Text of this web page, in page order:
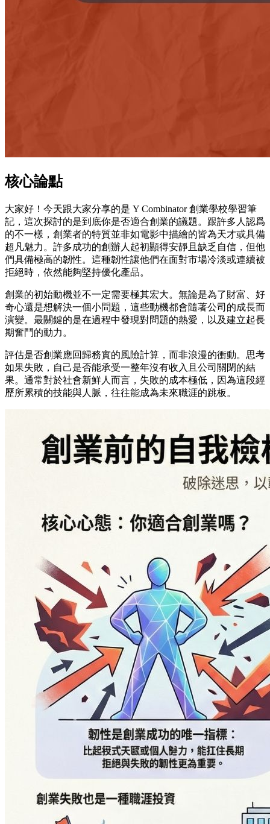
核心論點
大家好！今天跟大家分享的是 Y Combinator 創業學校學習筆
記，這次探討的是到底你是否適合創業的議題。跟許多人認爲
的不一樣，創業者的特質並非如電影中描繪的皆為天才或具備
超凡魅力。許多成功的創辦人起初顯得安靜且缺乏自信，但他
們具備極高的韌性。這種韌性讓他們在面對市場冷淡或連續被
拒絕時，依然能夠堅持優化產品。
創業的初始動機並不一定需要極其宏大。無論是為了財富、好
奇心還是想解決一個小問題，這些動機都會隨著公司的成長而
演變。最關鍵的是在過程中發現對問題的熱愛，以及建立起長
期奮鬥的動力。
評估是否創業應回歸務實的風險計算，而非浪漫的衝動。思考
如果失敗，自己是否能承受一整年沒有收入且公司關閉的結
果。通常對於社會新鮮人而言，失敗的成本極低，因為這段經
歷所累積的技能與人脈，往往能成為未來職涯的跳板。